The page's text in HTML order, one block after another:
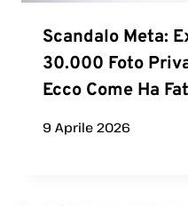
Scandalo Meta:
30.000 Foto
Ecco Come Ha
9 Aprile 2026